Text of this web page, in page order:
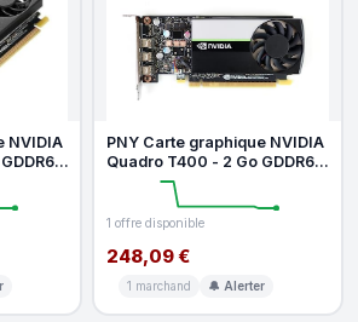
NVIDIA
-
PNY Carte graphique NVIDIA
Quadro T400 - 2 Go GDDR6 -
Profil bas
1 offre disponible
248,09 €
1 marchand 🔔 Alerter